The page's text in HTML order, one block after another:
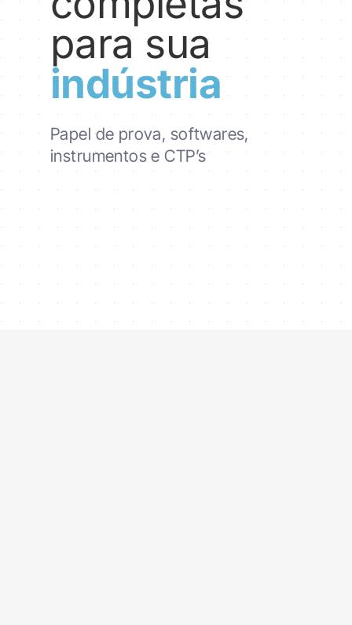
para sua
indústria
Papel de prova, softwares,
instrumentos e CTP’s